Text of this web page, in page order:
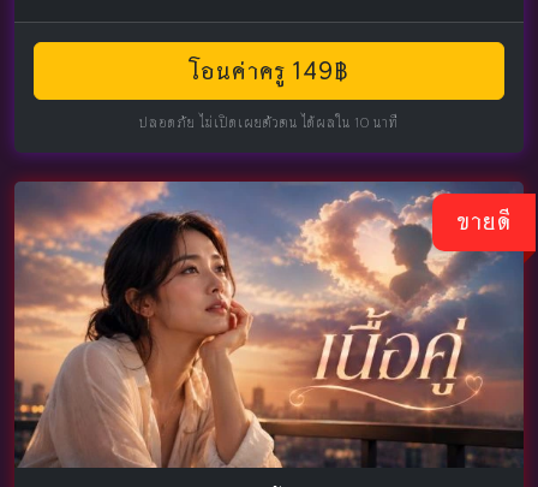
โอนค่าครู 149฿
ปลอดภัย ไม่เปิดเผยตัวตน ได้ผลใน 10 นาที
ขายดี